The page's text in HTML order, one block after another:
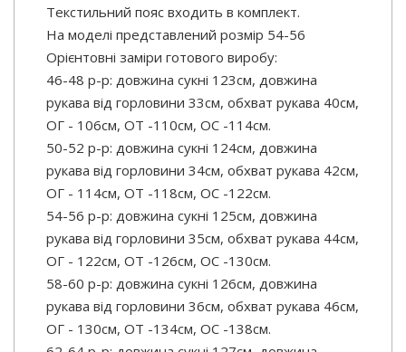
Текстильний пояс входить в комплект.
На моделі представлений розмір 54-56
Орієнтовні заміри готового виробу:
46-48 р-р: довжина сукні 123см, довжина
рукава від горловини 33см, обхват рукава 40см,
ОГ - 106см, ОТ -110см, OC -114см.
50-52 р-р: довжина сукні 124см, довжина
рукава від горловини 34см, обхват рукава 42см,
ОГ - 114см, ОТ -118см, OC -122см.
54-56 р-р: довжина сукні 125см, довжина
рукава від горловини 35см, обхват рукава 44см,
ОГ - 122см, ОТ -126см, OC -130см.
58-60 р-р: довжина сукні 126см, довжина
рукава від горловини 36см, обхват рукава 46см,
ОГ - 130см, ОТ -134см, OC -138см.